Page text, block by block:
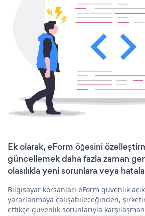
Ek olarak, eForm öğesini
güncellemek daha fazla zaman
olasılıkla yeni sorunlara veya
Bilgisayar korsanları eForm güvenlik
yararlanmaya çalışabileceğinden,
ettikçe güvenlik sorunlarıyla